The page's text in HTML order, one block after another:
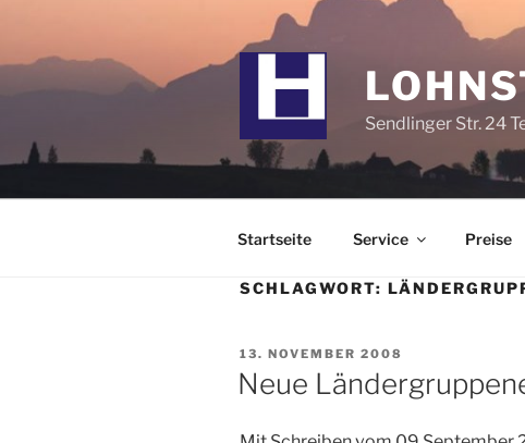
springen
Sendlinger Str. 24
Startseite Service Preise
SCHLAGWORT:
VERÖFFENTLICHT
AM
13. NOVEMBER 2008
Neue